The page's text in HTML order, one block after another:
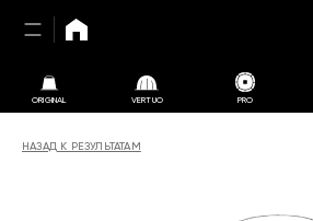
ORIGINAL VERTUO PRO
НАЗАД К РЕЗУЛЬТАТАМ